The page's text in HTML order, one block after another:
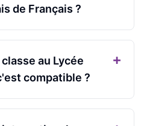
de Français ?
au Lycée
compatible ?
+